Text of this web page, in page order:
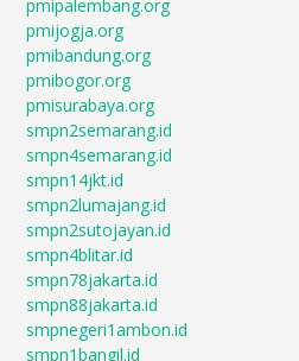
pmipalembang.org
pmijogja.org
pmibandung.org
pmibogor.org
pmisurabaya.org
smpn2semarang.id
smpn4semarang.id
smpn14jkt.id
smpn2lumajang.id
smpn2sutojayan.id
smpn4blitar.id
smpn78jakarta.id
smpn88jakarta.id
smpnegeri1ambon.id
smpn1bangil.id